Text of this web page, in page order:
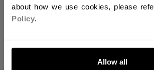
about how we use cookies, please
Policy.
Allow all
ALLONS-Y !
MATÊRIAUX
93%
LOGO
Logo CCM